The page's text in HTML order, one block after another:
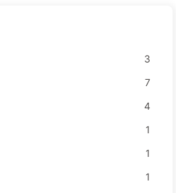
3
7
4
1
1
1